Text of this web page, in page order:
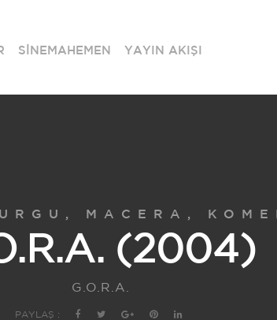
SİNEMAHEMEN YAYIN AKIŞI
MACERA,
(2004)
G.O.R.A.
PAYLAŞ :